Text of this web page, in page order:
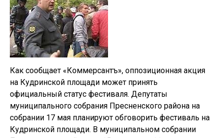
Как сообщает «Коммерсантъ», оппозиционная акция
на Кудринской площади может принять
официальный статус фестиваля. Депутаты
муниципального собрания Пресненского района на
собрании 17 мая планируют обговорить фестиваль на
Кудринской площади. В муниципальном собрании